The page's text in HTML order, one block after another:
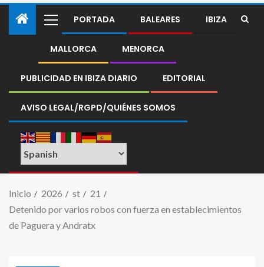
PORTADA BALEARES IBIZA
MALLORCA MENORCA
PUBLICIDAD EN IBIZA DIARIO EDITORIAL
AVISO LEGAL/RGPD/QUIÉNES SOMOS
Inicio 2026 st
21
Detenido por varios robos con fuerza en establecimientos
de Paguera y Andratx